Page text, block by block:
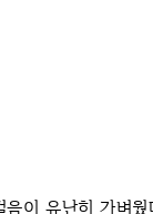
음이 유난히 가벼